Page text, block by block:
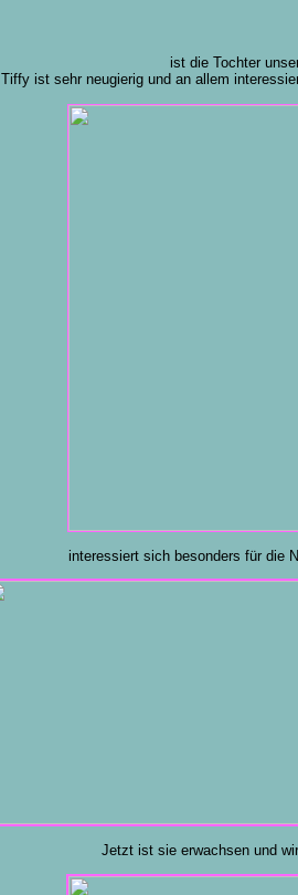
ist die Tochter
Tiffy ist sehr neugierig und an allem
interessiert sich besonders für die
Jetzt ist sie erwachsen und